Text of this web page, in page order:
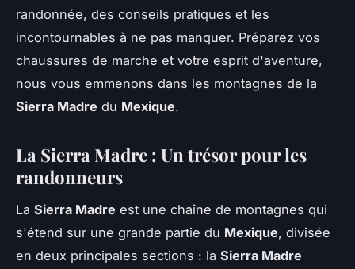
randonnée, des conseils pratiques et les
incontournables à ne pas manquer. Préparez vos
chaussures de marche et votre esprit d'aventure,
nous vous emmenons dans les montagnes de la
Sierra Madre du Mexique.
La Sierra Madre : Un trésor pour les
randonneurs
La Sierra Madre est une chaîne de montagnes qui
s'étend sur une grande partie du Mexique, divisée
en deux principales sections : la Sierra Madre